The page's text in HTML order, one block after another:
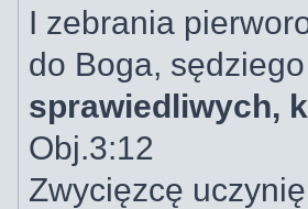
I zebrania
do Boga,
sprawiedliwych,
Obj.3:12
Zwycięzcę